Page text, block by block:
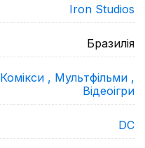
Iron Studios
Бразилія
Комікси , Мультфільми ,
Відеоігри
DC